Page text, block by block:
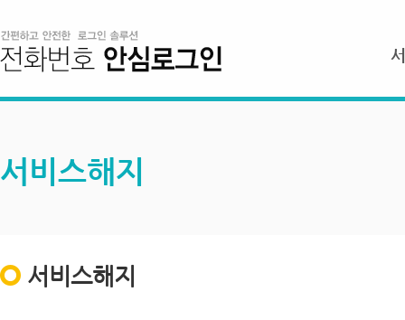
서비스해지
서비스해지